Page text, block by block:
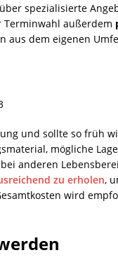
spezialisierte
Terminwahl außerdem
aus dem eigenen
und sollte so früh
mögliche
anderen
zu erholen,
wird